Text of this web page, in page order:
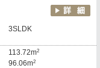
3SLDK
113.72m2
96.06m2